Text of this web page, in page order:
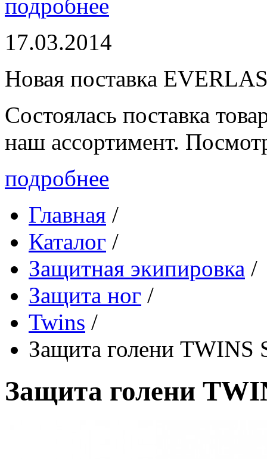
подробнее
17.03.2014
Новая поставка
Состоялась поставка
наш ассортимент.
подробнее
Главная /
Каталог /
Защитная экипировка /
Защита ног /
Twins /
Защита голени TWINS
Защита голени